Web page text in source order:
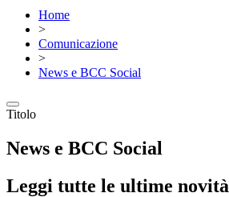
Home
>
Comunicazione
>
News e BCC Social
Titolo
News e BCC Social
Leggi tutte le ultime novità